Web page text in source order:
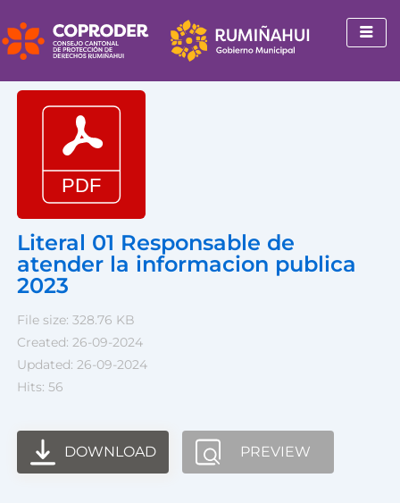
al
contenido
Literal 01 Responsable de
atender la informacion publica
2023
File size: 328.76 KB
Created: 26-09-2024
Updated: 26-09-2024
Hits: 56
DOWNLOAD PREVIEW